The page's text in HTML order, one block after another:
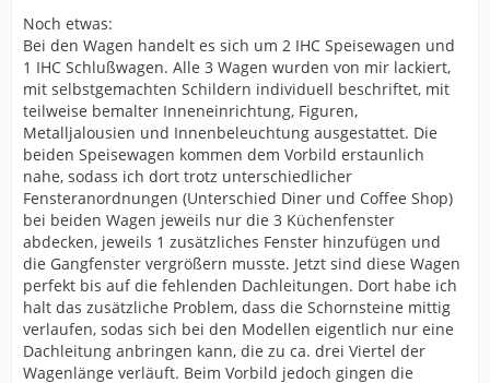
Noch etwas:
Bei den Wagen handelt es sich um 2 IHC Speisewagen und
1 IHC Schlußwagen. Alle 3 Wagen wurden von mir lackiert,
mit selbstgemachten Schildern individuell beschriftet, mit
teilweise bemalter Inneneinrichtung, Figuren,
Metalljalousien und Innenbeleuchtung ausgestattet. Die
beiden Speisewagen kommen dem Vorbild erstaunlich
nahe, sodass ich dort trotz unterschiedlicher
Fensteranordnungen (Unterschied Diner und Coffee Shop)
bei beiden Wagen jeweils nur die 3 Küchenfenster
abdecken, jeweils 1 zusätzliches Fenster hinzufügen und
die Gangfenster vergrößern musste. Jetzt sind diese Wagen
perfekt bis auf die fehlenden Dachleitungen. Dort habe ich
halt das zusätzliche Problem, dass die Schornsteine mittig
verlaufen, sodas sich bei den Modellen eigentlich nur eine
Dachleitung anbringen kann, die zu ca. drei Viertel der
Wagenlänge verläuft. Beim Vorbild jedoch gingen die